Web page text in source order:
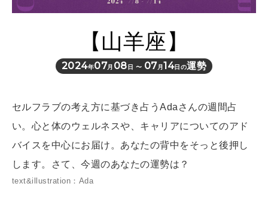
FORTUNE
[12星座別] Monthly Love Holoscope
女神まり愛のタロットメッセージ
算命学がわかる今月のあなた
HEALTH
LEARN
【山羊座】
2024年07月 08 日 〜 07月 14日の運勢
セルフラブの考え方に基づき占うAdaさんの週間占
い。心と体のウェルネスや、キャリアについてのアド
バイスを中心にお届け。あなたの背中をそっと後押し
します。さて、今週のあなたの運勢は？
text&illustration：Ada